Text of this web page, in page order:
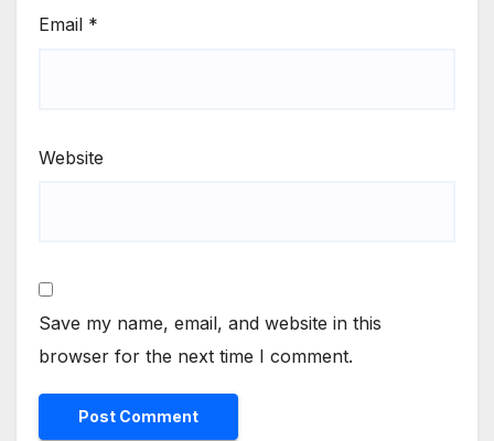
Email *
Website
Save my name, email, and website in this
browser for the next time I comment.